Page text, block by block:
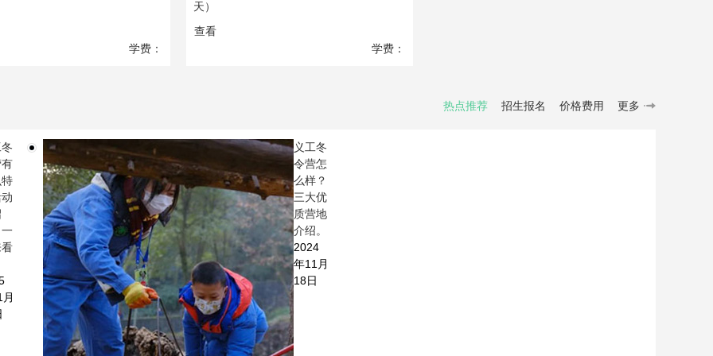
学费：
天）
学费：
查看
更多
热点推荐 招生报名 价格费用
义工冬
令营怎
么样？
三大优
质营地
介绍。
2024
年11月
18日